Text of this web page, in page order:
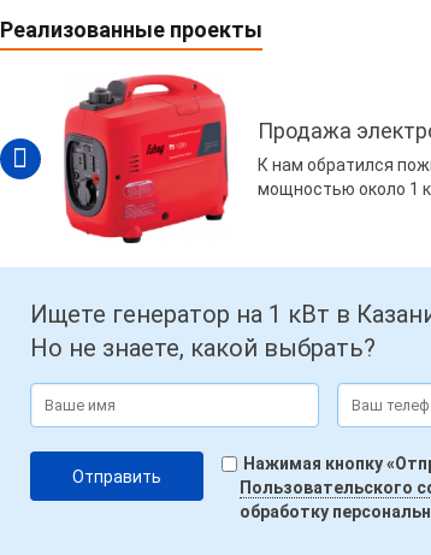
Реализованные проекты
Продажа
К нам обратился
мощностью около 1
Ищете генератор на 1 кВт в
Но не знаете, какой выбрать?
Нажимая кнопку
Пользовательского
обработку